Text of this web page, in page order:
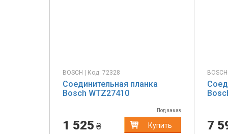
BOSCH | Код: 72328
Соединительная планка
Bosch WTZ27410
Под заказ
1 525 ₴ Купить 7